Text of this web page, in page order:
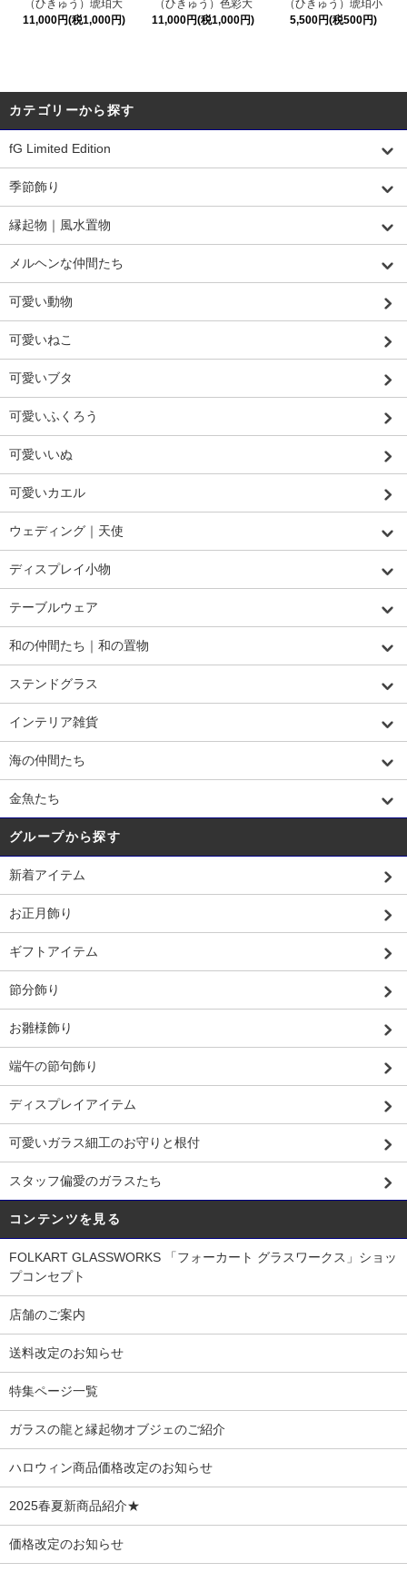
（ひきゅう）琥珀大
11,000円(税1,000円)
（ひきゅう）色彩大
11,000円(税1,000円)
（ひきゅう）琥珀小
5,500円(税500円)
カテゴリーから探す
fG Limited Edition
季節飾り
縁起物｜風水置物
メルヘンな仲間たち
可愛い動物
可愛いねこ
可愛いブタ
可愛いふくろう
可愛いいぬ
可愛いカエル
ウェディング｜天使
ディスプレイ小物
テーブルウェア
和の仲間たち｜和の置物
ステンドグラス
インテリア雑貨
海の仲間たち
金魚たち
グループから探す
新着アイテム
お正月飾り
ギフトアイテム
節分飾り
お雛様飾り
端午の節句飾り
ディスプレイアイテム
可愛いガラス細工のお守りと根付
スタッフ偏愛のガラスたち
コンテンツを見る
FOLKART GLASSWORKS 「フォーカート グラスワークス」ショッ
プコンセプト
店舗のご案内
送料改定のお知らせ
特集ページ一覧
ガラスの龍と縁起物オブジェのご紹介
ハロウィン商品価格改定のお知らせ
2025春夏新商品紹介★
価格改定のお知らせ